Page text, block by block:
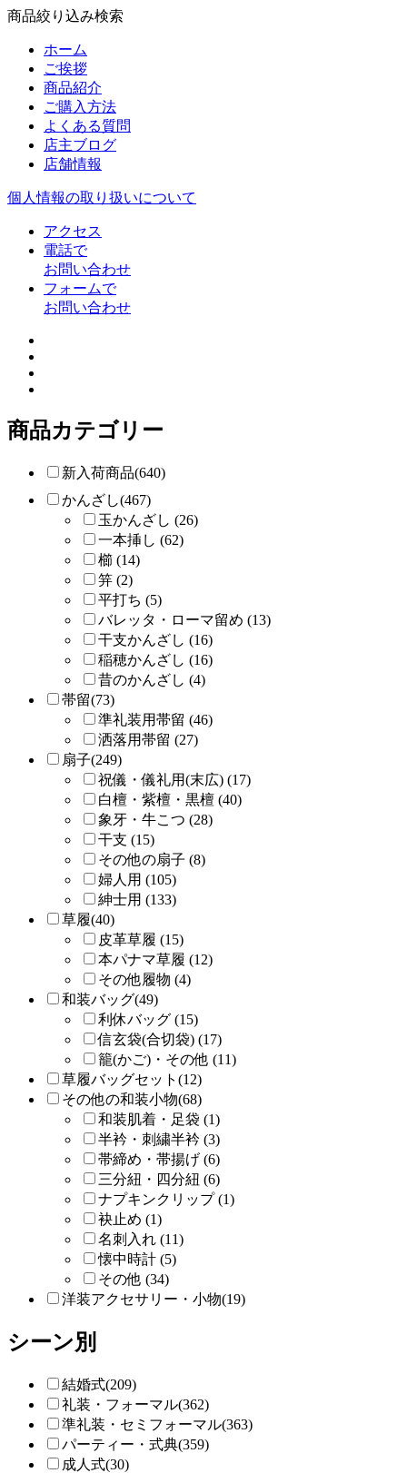
商品絞り込み検索
ホーム
ご挨拶
商品紹介
ご購入方法
よくある質問
店主ブログ
店舗情報
個人情報の取り扱いについて
アクセス
電話で
お問い合わせ
フォームで
お問い合わせ
商品カテゴリー
新入荷商品(640)
かんざし(467)
玉かんざし (26)
一本挿し (62)
櫛 (14)
笄 (2)
平打ち (5)
バレッタ・ローマ留め (13)
干支かんざし (16)
稲穂かんざし (16)
昔のかんざし (4)
帯留(73)
準礼装用帯留 (46)
洒落用帯留 (27)
扇子(249)
祝儀・儀礼用(末広) (17)
白檀・紫檀・黒檀 (40)
象牙・牛こつ (28)
干支 (15)
その他の扇子 (8)
婦人用 (105)
紳士用 (133)
草履(40)
皮革草履 (15)
本パナマ草履 (12)
その他履物 (4)
和装バッグ(49)
利休バッグ (15)
信玄袋(合切袋) (17)
籠(かご)・その他 (11)
草履バッグセット(12)
その他の和装小物(68)
和装肌着・足袋 (1)
半衿・刺繍半衿 (3)
帯締め・帯揚げ (6)
三分紐・四分紐 (6)
ナプキンクリップ (1)
袂止め (1)
名刺入れ (11)
懐中時計 (5)
その他 (34)
洋装アクセサリー・小物(19)
シーン別
結婚式(209)
礼装・フォーマル(362)
準礼装・セミフォーマル(363)
パーティー・式典(359)
成人式(30)